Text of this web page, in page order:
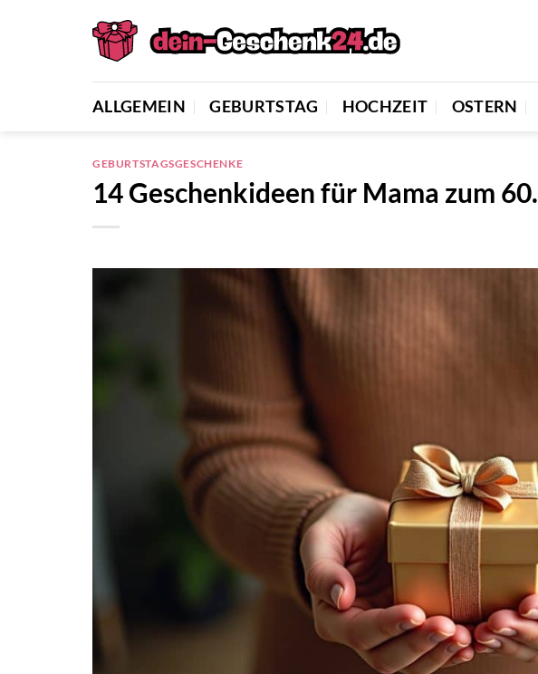
ALLGEMEIN GEBURTSTAG HOCHZEIT OSTERN
GEBURTSTAGSGESCHENKE
14 Geschenkideen für Mama zum 60.